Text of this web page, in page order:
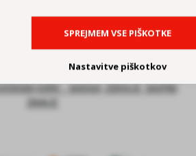
KULINARIKA NAŠIH BABIC
GORIC – NARAVA, ZDRAVJE, SKUPNO
ZNANJE
SPREJMEM VSE PIŠKOTKE
Nastavitve piškotkov